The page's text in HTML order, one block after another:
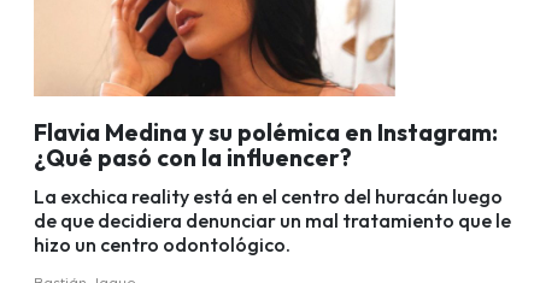
Flavia Medina y su polémica en Instagram:
¿Qué pasó con la influencer?
La exchica reality está en el centro del huracán luego
de que decidiera denunciar un mal tratamiento que le
hizo un centro odontológico.